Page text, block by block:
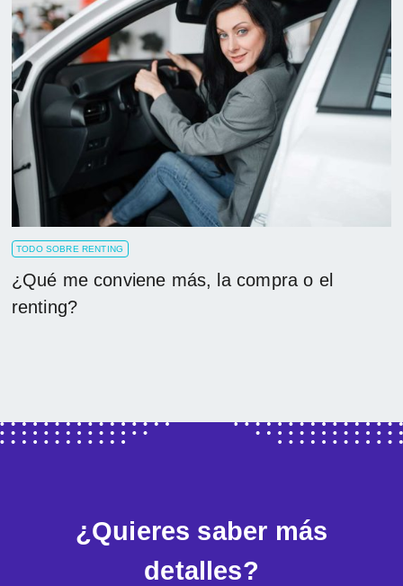
TODO SOBRE RENTING
¿Qué me conviene más, la compra o el
renting?
¿Quieres saber más
detalles?